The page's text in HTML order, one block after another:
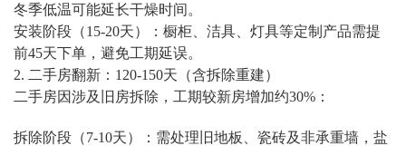
冬季低温可能延长干燥时间。
安装阶段（15-20天）：橱柜、洁具、灯具等定制产品需提
前45天下单，避免工期延误。
2. 二手房翻新：120-150天（含拆除重建）
二手房因涉及旧房拆除，工期较新房增加约30%：
拆除阶段（7-10天）：需处理旧地板、瓷砖及非承重墙，盐